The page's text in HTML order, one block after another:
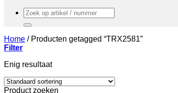
Zoeken
naar:
Home /Producten getagged “TRX2581”
Filter
Enig resultaat
Product zoeken